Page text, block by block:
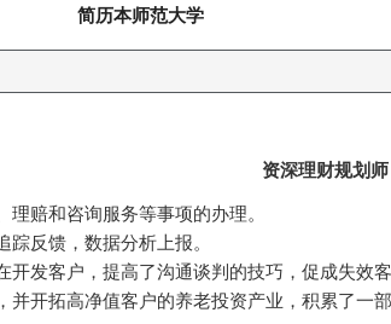
简历本师范大学
资深理财规划师
赔和咨询服务等事项的办理。
反馈，数据分析上报。
发客户，提高了沟通谈判的技巧，促成失效
并开拓高净值客户的养老投资产业，积累了一